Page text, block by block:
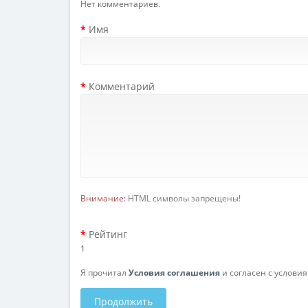
Нет комментариев.
Имя
Комментарий
Внимание: HTML символы запрещены!
Рейтинг
1
Я прочитал Условия соглашения и согласен с
Продолжить